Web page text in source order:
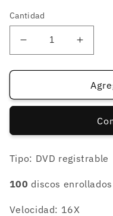
Cantidad
Reducir
cantidad
para
R
unidades
para
DVD-
R
100
Tipo: DVD registrable
100 discos enrollados
Velocidad: 16X